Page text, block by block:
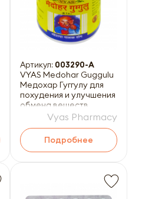
Артикул: 003290-A
VYAS Medohar Guggulu
Медохар Гуггулу для
похудения и улучшения
обмена веществ
100табVyas Pharmacy
Подробнее